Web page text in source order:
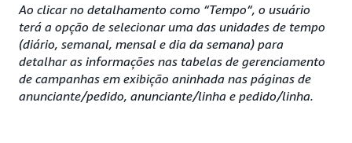
Ao clicar no detalhamento como “Tempo“, o usuário
terá a opção de selecionar uma das unidades de tempo
(diário, semanal, mensal e dia da semana) para
detalhar as informações nas tabelas de gerenciamento
de campanhas em exibição aninhada nas páginas de
anunciante/pedido, anunciante/linha e pedido/linha.